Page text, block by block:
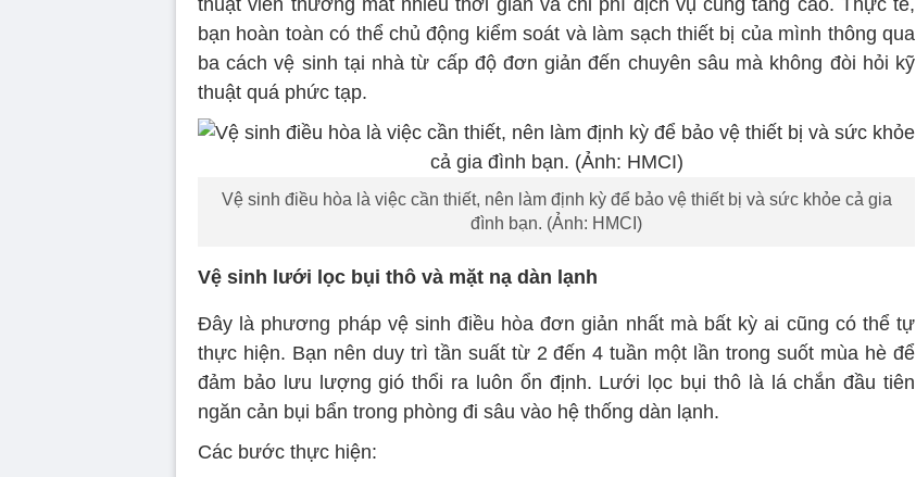
thuật viên thường mất nhiều thời gian và chi phí dịch vụ cũng tăng cao. Thực tế,
bạn hoàn toàn có thể chủ động kiểm soát và làm sạch thiết bị của mình thông qua
ba cách vệ sinh tại nhà từ cấp độ đơn giản đến chuyên sâu mà không đòi hỏi kỹ
thuật quá phức tạp.
Vệ sinh điều hòa là việc cần thiết, nên làm định kỳ để bảo vệ thiết bị và sức khỏe cả gia
đình bạn. (Ảnh: HMCI)
Vệ sinh lưới lọc bụi thô và mặt nạ dàn lạnh
Đây là phương pháp vệ sinh điều hòa đơn giản nhất mà bất kỳ ai cũng có thể tự
thực hiện. Bạn nên duy trì tần suất từ 2 đến 4 tuần một lần trong suốt mùa hè để
đảm bảo lưu lượng gió thổi ra luôn ổn định. Lưới lọc bụi thô là lá chắn đầu tiên
ngăn cản bụi bẩn trong phòng đi sâu vào hệ thống dàn lạnh.
Các bước thực hiện: